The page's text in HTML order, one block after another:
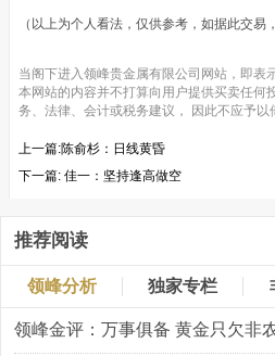
（以上为个人看法，仅供参考，如据此交易
当阁下进入领峰贵金属有限公司网站，即表
本网站的内容并不打算向用户提供买卖任何
务、法律、会计或税务建议， 因此不应予以
上一篇:​陈俞杉：日线黄昏
下一篇: 佳一：坚持逢高做空
推荐阅读
领峰分析 独家专栏